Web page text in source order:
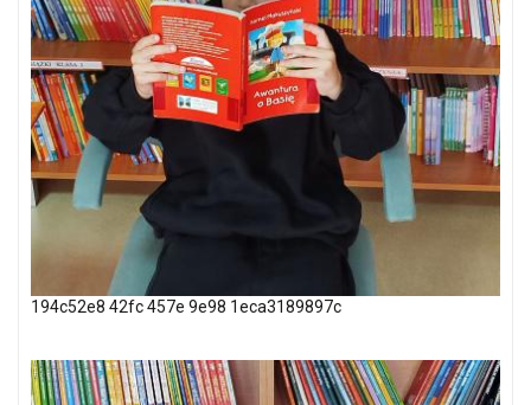
194c52e8 42fc 457e 9e98 1eca3189897c